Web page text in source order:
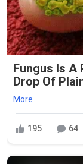
Fungus Is A
Drop Of
More
195 64